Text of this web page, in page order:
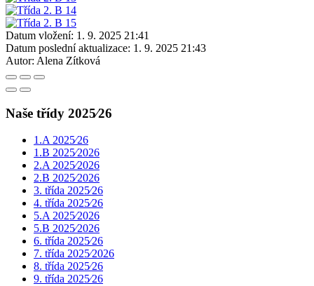
Datum vložení: 1. 9. 2025 21:41
Datum poslední aktualizace: 1. 9. 2025 21:43
Autor: Alena Zítková
Naše třídy 2025⁄26
1.A 2025⁄26
1.B 2025⁄2026
2.A 2025⁄2026
2.B 2025⁄2026
3. třída 2025⁄26
4. třída 2025⁄26
5.A 2025⁄2026
5.B 2025⁄2026
6. třída 2025⁄26
7. třída 2025⁄2026
8. třída 2025⁄26
9. třída 2025⁄26